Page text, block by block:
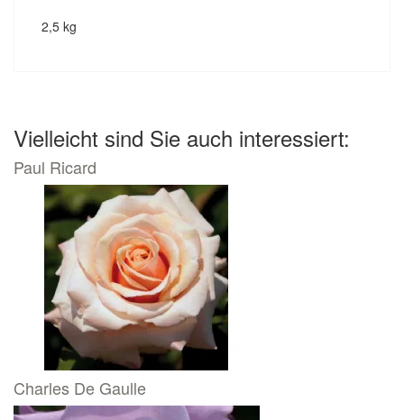
2,5 kg
Vielleicht sind Sie auch interessiert:
Paul Ricard
Charles De Gaulle